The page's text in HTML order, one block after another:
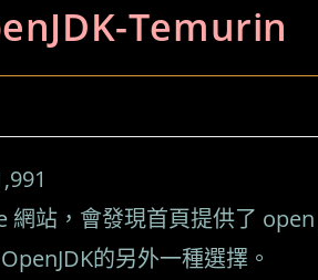
Temurin
網站，會發現首頁提供了
的另外一種選擇。